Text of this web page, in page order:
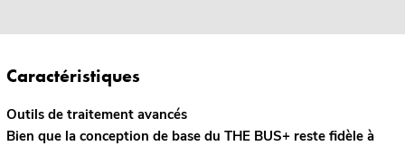
Caractéristiques
Outils de traitement avancés
Bien que la conception de base du THE BUS+ reste fidèle à